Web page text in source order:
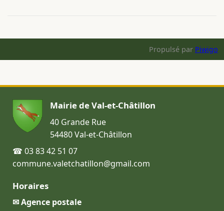
Propulsé par Piwigo
Mairie de Val-et-Châtillon
40 Grande Rue
54480 Val-et-Châtillon
☎ 03 83 42 51 07
commune.valetchatillon@gmail.com
Horaires
✉ Agence postale